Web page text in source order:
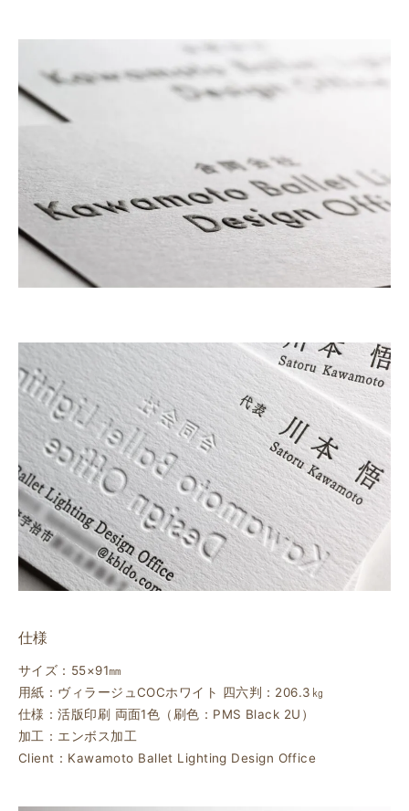
仕様
サイズ：55×91㎜
用紙：ヴィラージュCOCホワイト 四六判：206.3㎏
仕様：活版印刷 両面1色（刷色：PMS Black 2U）
加工：エンボス加工
Client：Kawamoto Ballet Lighting Design Office